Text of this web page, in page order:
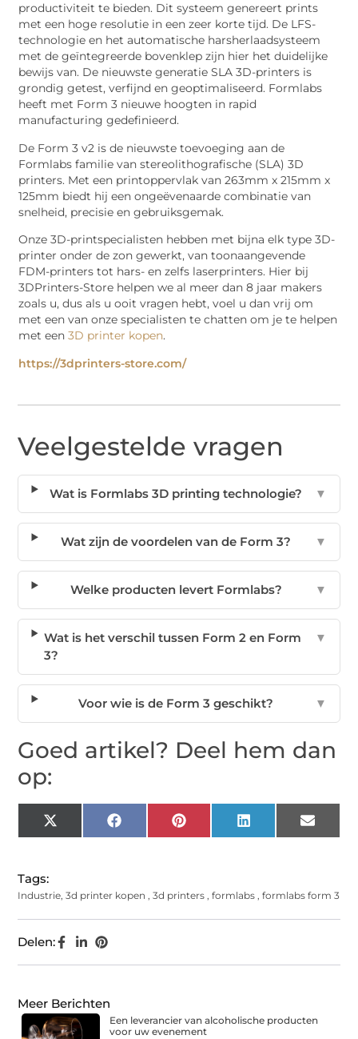
productiviteit te bieden. Dit systeem genereert prints
met een hoge resolutie in een zeer korte tijd. De LFS-
technologie en het automatische harsherlaadsysteem
met de geïntegreerde bovenklep zijn hier het duidelijke
bewijs van. De nieuwste generatie SLA 3D-printers is
grondig getest, verfijnd en geoptimaliseerd. Formlabs
heeft met Form 3 nieuwe hoogten in rapid
manufacturing gedefinieerd.
De Form 3 v2 is de nieuwste toevoeging aan de
Formlabs familie van stereolithografische (SLA) 3D
printers. Met een printoppervlak van 263mm x 215mm x
125mm biedt hij een ongeëvenaarde combinatie van
snelheid, precisie en gebruiksgemak.
Onze 3D-printspecialisten hebben met bijna elk type 3D-
printer onder de zon gewerkt, van toonaangevende
FDM-printers tot hars- en zelfs laserprinters. Hier bij
3DPrinters-Store helpen we al meer dan 8 jaar makers
zoals u, dus als u ooit vragen hebt, voel u dan vrij om
met een van onze specialisten te chatten om je te helpen
met een3D printer kopen.
https://3dprinters-store.com/
Veelgestelde vragen
Wat is Formlabs 3D printing technologie? ▼
Wat zijn de voordelen van de Form 3? ▼
Welke producten levert Formlabs? ▼
Wat is het verschil tussen Form 2 en Form
3?
▼
Voor wie is de Form 3 geschikt? ▼
Goed artikel? Deel hem dan
op:
X
(Twitter)
Facebook Pinterest LinkedIn Email
Tags:
Industrie,3d printer kopen ,3d printers ,formlabs ,formlabs form 3
Delen:
Meer Berichten
Een leverancier van alcoholische producten
voor uw evenement